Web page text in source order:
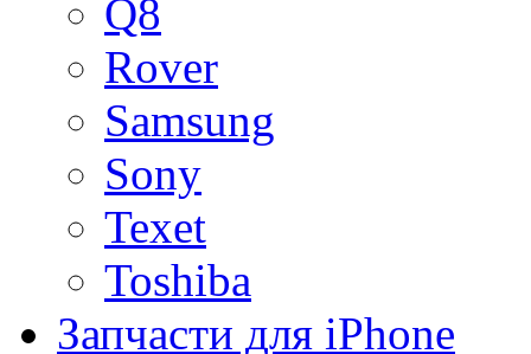
Q8
Rover
Samsung
Sony
Texet
Toshiba
Запчасти для iPhone